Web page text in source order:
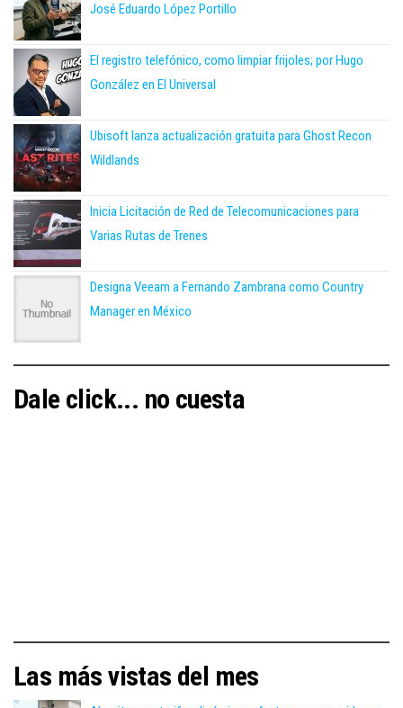
José Eduardo López Portillo
El registro telefónico, como limpiar frijoles; por Hugo
González en El Universal
Ubisoft lanza actualización gratuita para Ghost Recon
Wildlands
Inicia Licitación de Red de Telecomunicaciones para
Varias Rutas de Trenes
Designa Veeam a Fernando Zambrana como Country
Manager en México
Dale click... no cuesta
Las más vistas del mes